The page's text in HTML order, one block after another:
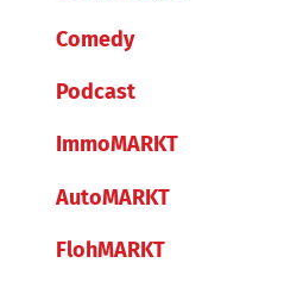
Comedy
Podcast
ImmoMARKT
AutoMARKT
FlohMARKT